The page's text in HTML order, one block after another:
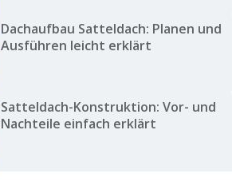
Dachaufbau Satteldach: Planen und
Ausführen leicht erklärt
Satteldach-Konstruktion: Vor- und
Nachteile einfach erklärt